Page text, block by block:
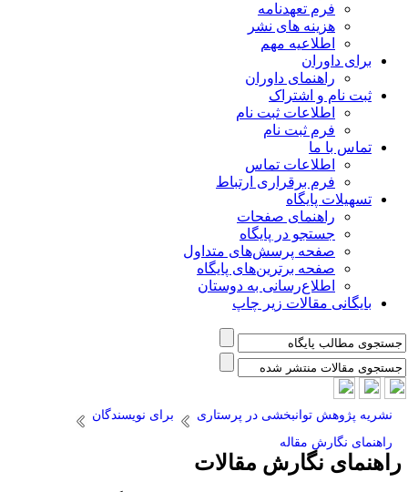
فرم تعهدنامه
هزینه های نشر
اطلاعیه مهم
برای داوران
راهنمای داوران
ثبت نام و اشتراک
اطلاعات ثبت نام
فرم ثبت نام
تماس با ما
اطلاعات تماس
فرم برقراری ارتباط
تسهیلات پایگاه
راهنمای صفحات
جستجو در پایگاه
صفحه پرسش‌های متداول
صفحه برترین‌های پایگاه
اطلاع‌رسانی به دوستان
بایگانی مقالات زیر چاپ
نشریه پژوهش توانبخشی در پرستاری
برای نویسندگان
راهنمای نگارش مقاله
نگارش مقالات